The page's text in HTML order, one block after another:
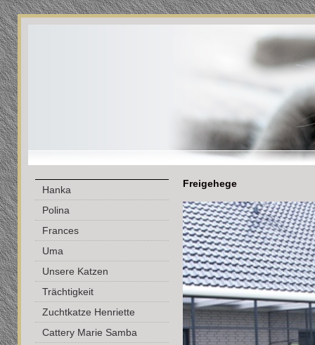
Hanka
Polina
Frances
Uma
Unsere Katzen
Trächtigkeit
Zuchtkatze Henriette
Cattery Marie Samba
Freigehege